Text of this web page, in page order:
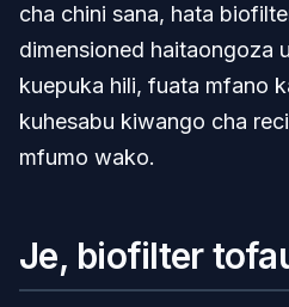
cha chini sana, hata
dimensioned haitaongoza
kuepuka hili, fuata mfano
kuhesabu kiwango cha
mfumo wako.
Je, biofilter